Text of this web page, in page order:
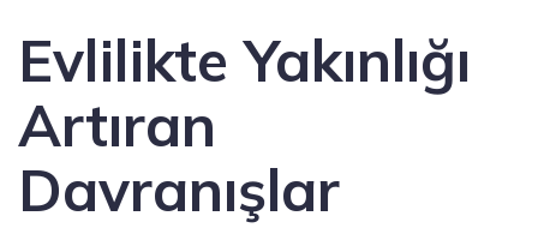
Evlilikte Yakınlığı
Artıran
Davranışlar